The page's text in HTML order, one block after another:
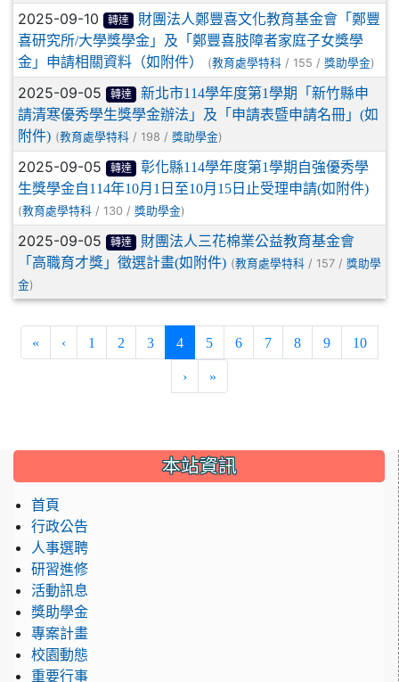
2025-09-10 轉達
財團法人鄭豐喜文化教育基金會「鄭豐
喜研究所/大學獎學金」及「鄭豐喜肢障者家庭子女獎學
金」申請相關資料（如附件）
(教育處學特科 / 155 / 獎助學金)
2025-09-05 轉達
新北市114學年度第1學期「新竹縣申
請清寒優秀學生獎學金辦法」及「申請表暨申請名冊」(如
附件) (教育處學特科 / 198 / 獎助學金)
2025-09-05 轉達
彰化縣114學年度第1學期自強優秀學
生獎學金自114年10月1日至10月15日止受理申請(如附件)
(教育處學特科 / 130 / 獎助學金)
2025-09-05 轉達
財團法人三花棉業公益教育基金會
「高職育才獎」徵選計畫(如附件) (教育處學特科 / 157 / 獎助學
金)
« ‹ 1 2 3 4(current)
5 6 7 8 9 10
› »
::: 本站資訊
首頁
行政公告
人事選聘
研習進修
活動訊息
獎助學金
專案計畫
校園動態
重要行事